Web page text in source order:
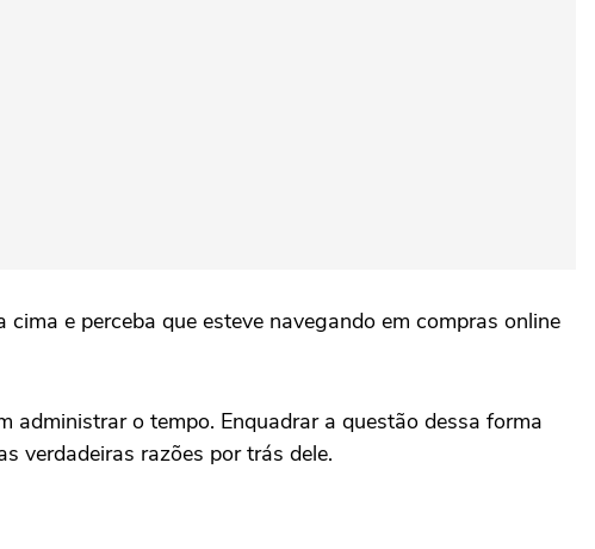
e perceba que esteve navegando em compras online
administrar o tempo. Enquadrar a questão dessa forma
verdadeiras razões por trás dele.